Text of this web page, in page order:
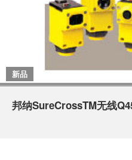
新品
邦纳SureCrossTM无线